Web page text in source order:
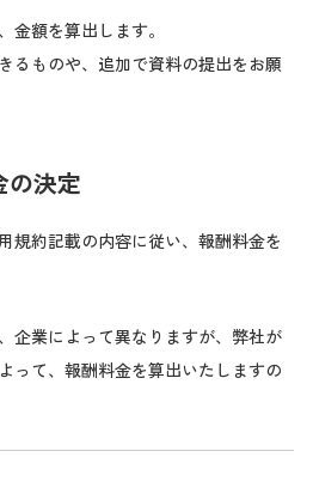
額を算出します。
るものや、追加で資料の提出をお願
の決定
規約記載の内容に従い、報酬料金を
企業によって異なりますが、弊社が
って、報酬料金を算出いたしますの